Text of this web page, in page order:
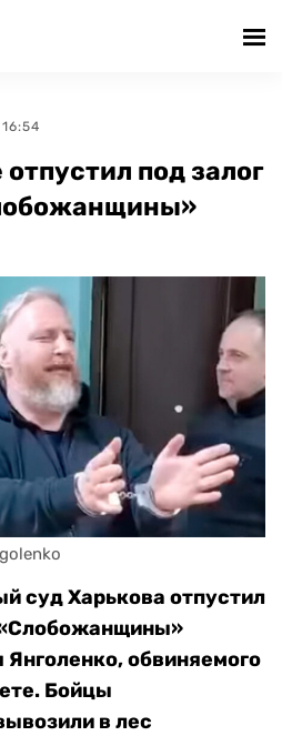
под залог
суд Харькова отпустил
«Слобожанщины»
обвиняемого
Бойцы
в лес